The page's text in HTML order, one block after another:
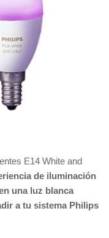
E14 White and
de iluminación
una luz blanca
a tu sistema Philips